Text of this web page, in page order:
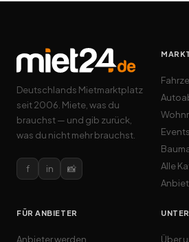
Deutschlands Mietmarktplatz
seit 2006. Miete, was du
brauchst — und gib zurück,
was du nicht mehr brauchst.
f in 📸
Events
Alle
FÜR ANBIETER
Anbieter werden Über